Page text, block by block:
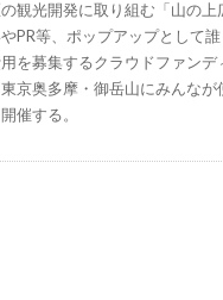
観光開発に取り組む「山の上
PR等、ポップアップとして
を募集するクラウドファン
京奥多摩・御岳山にみんなが
催する。